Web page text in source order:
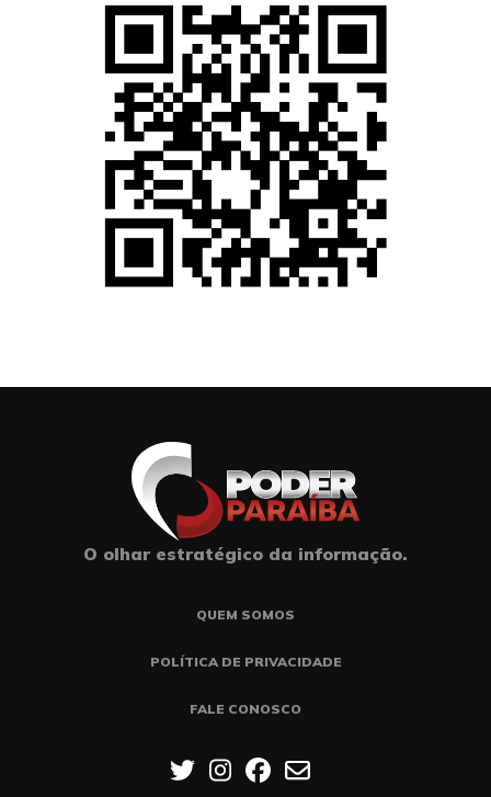
O olhar estratégico da informação.
QUEM SOMOS
POLÍTICA DE PRIVACIDADE
FALE CONOSCO